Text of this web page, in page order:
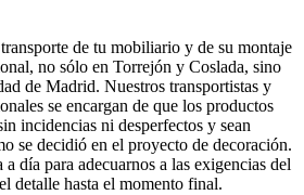
de tu mobiliario y de su montaje
no sólo en Torrejón y Coslada, sino
de Madrid. Nuestros transportistas y
se encargan de que los productos
incidencias ni desperfectos y sean
se decidió en el proyecto de decoración.
a día para adecuarnos a las exigencias del
detalle hasta el momento final.